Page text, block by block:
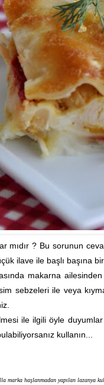
mıdır ? Bu sorunun
ilave ile başlı başına
makarna
sebzeleri ile veya
ile ilgili öyle
kullanın...
marka haşlanmadan yapılan lazanya